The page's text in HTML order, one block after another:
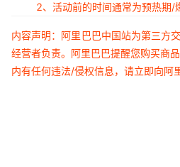
2、活动前的时间通常为预热期/
内容声明：阿里巴巴中国站为第三方
经营者负责。阿里巴巴提醒您购买商
内有任何违法/侵权信息，请立即向阿